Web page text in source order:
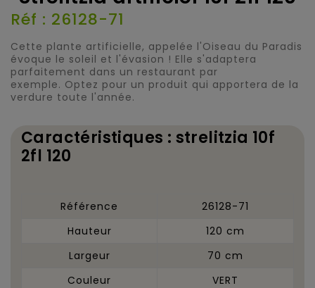
Réf : 26128-71
Cette plante artificielle, appelée l'Oiseau du Paradis
évoque le soleil et l'évasion ! Elle s'adaptera
parfaitement dans un restaurant par
exemple. Optez pour un produit qui apportera de la
verdure toute l'année.
Caractéristiques : strelitzia 10f
2fl 120
Référence
26128-71
Hauteur
120 cm
Largeur
70 cm
Couleur
VERT